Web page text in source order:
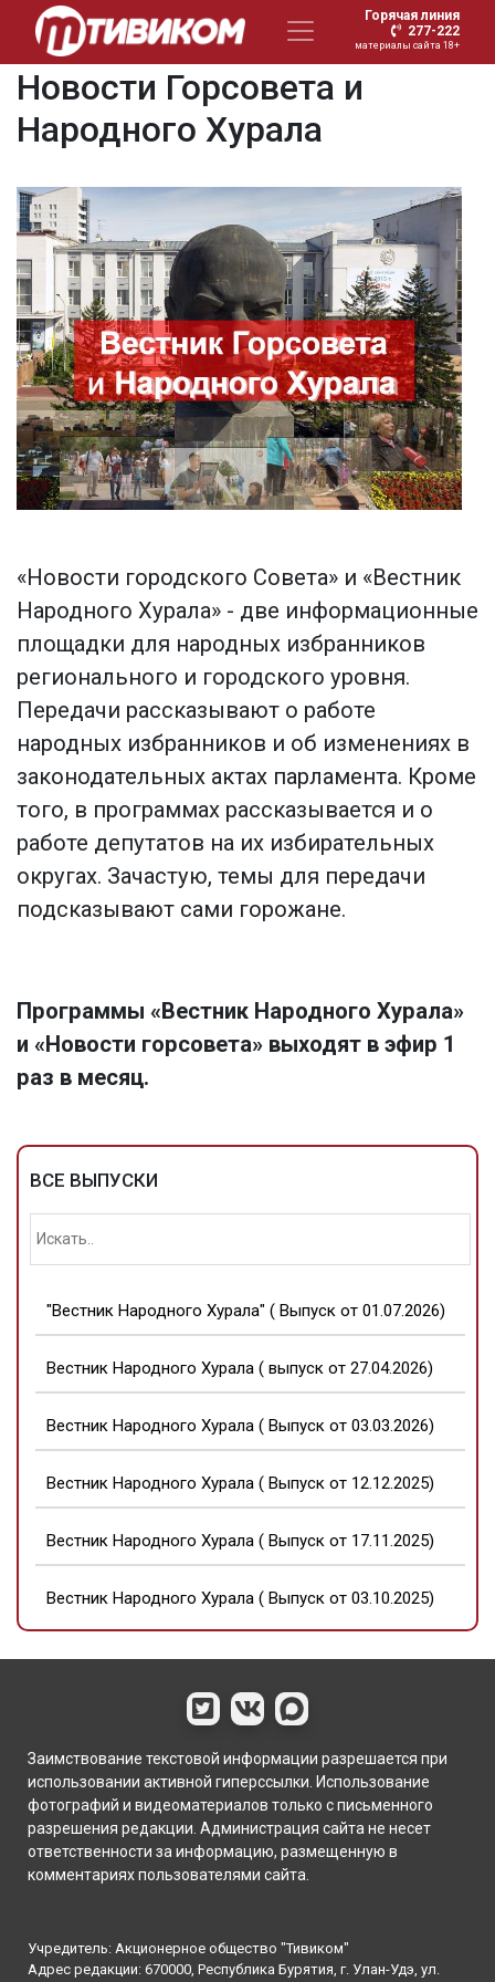
Горячая линия
277-222
материалы сайта 18+
ВСЕ ВЫПУСКИ
"Вестник Народного Хурала" ( Выпуск от 01.07.2026)
Вестник Народного Хурала ( выпуск от 27.04.2026)
Вестник Народного Хурала ( Выпуск от 03.03.2026)
Вестник Народного Хурала ( Выпуск от 12.12.2025)
Вестник Народного Хурала ( Выпуск от 17.11.2025)
Вестник Народного Хурала ( Выпуск от 03.10.2025)
Вестник Народного Хурала ( Выпуск от 26.06.2025)
Вестник Народного Хурала ( Выпуск от 07.05.2025)
Вестник Народного Хурала ( Выпуск от 07.03.2025)
Вестник Народного Хурала ( Выпуск от 19.12.2024)
Вестник Народного Хурала ( Выпуск от 27.11.2024)
Вестник Народного Хурала ( Выпуск от 15.10.2024)
Новости Горсовета и
Народного Хурала
«Новости городского Совета» и «Вестник
Народного Хурала» - две информационные
площадки для народных избранников
регионального и городского уровня.
Передачи рассказывают о работе
народных избранников и об изменениях в
законодательных актах парламента. Кроме
того, в программах рассказывается и о
работе депутатов на их избирательных
округах. Зачастую, темы для передачи
подсказывают сами горожане.
Программы «Вестник Народного Хурала»
и «Новости горсовета» выходят в эфир 1
раз в месяц.
Заимствование текстовой информации разрешается при
использовании активной гиперссылки. Использование
фотографий и видеоматериалов только с письменного
разрешения редакции. Администрация сайта не несет
ответственности за информацию, размещенную в
комментариях пользователями сайта.
Учредитель: Акционерное общество "Тивиком"
Адрес редакции: 670000, Республика Бурятия, г. Улан-Удэ, ул.